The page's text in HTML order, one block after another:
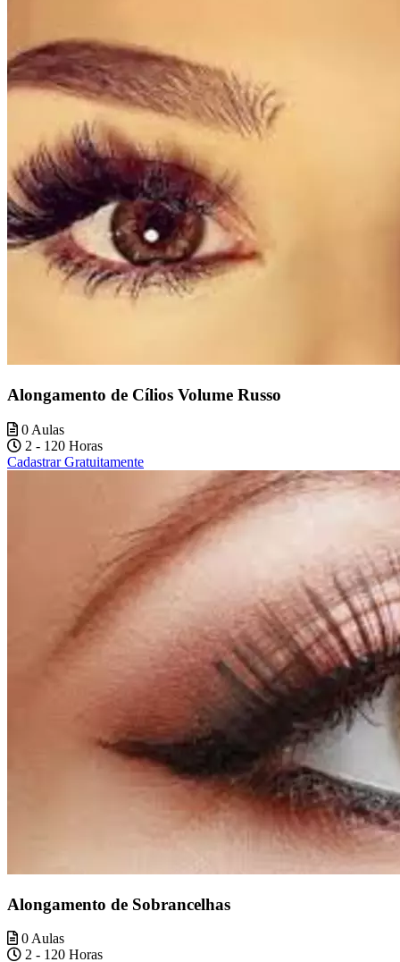
Alongamento de Cílios Volume Russo
0 Aulas
2 - 120 Horas
Cadastrar Gratuitamente
Alongamento de Sobrancelhas
0 Aulas
2 - 120 Horas